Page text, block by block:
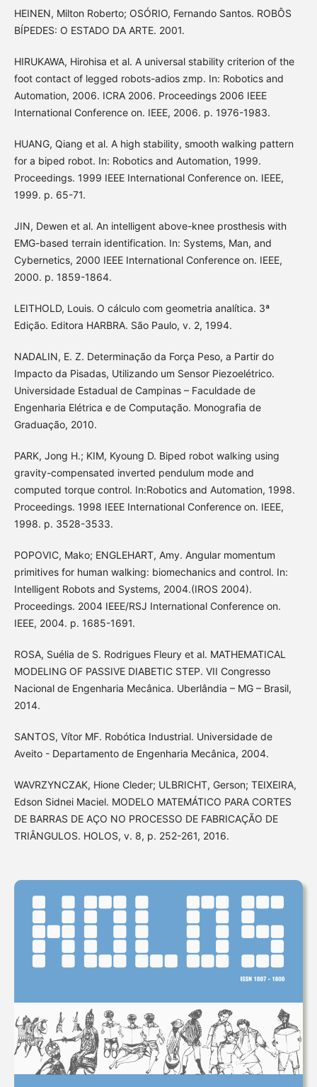
HEINEN, Milton Roberto; OSÓRIO, Fernando Santos. ROBÔS
BÍPEDES: O ESTADO DA ARTE. 2001.
HIRUKAWA, Hirohisa et al. A universal stability criterion of the
foot contact of legged robots-adios zmp. In: Robotics and
Automation, 2006. ICRA 2006. Proceedings 2006 IEEE
International Conference on. IEEE, 2006. p. 1976-1983.
HUANG, Qiang et al. A high stability, smooth walking pattern
for a biped robot. In: Robotics and Automation, 1999.
Proceedings. 1999 IEEE International Conference on. IEEE,
1999. p. 65-71.
JIN, Dewen et al. An intelligent above-knee prosthesis with
EMG-based terrain identification. In: Systems, Man, and
Cybernetics, 2000 IEEE International Conference on. IEEE,
2000. p. 1859-1864.
LEITHOLD, Louis. O cálculo com geometria analítica. 3ª
Edição. Editora HARBRA. São Paulo, v. 2, 1994.
NADALIN, E. Z. Determinação da Força Peso, a Partir do
Impacto da Pisadas, Utilizando um Sensor Piezoelétrico.
Universidade Estadual de Campinas – Faculdade de
Engenharia Elétrica e de Computação. Monografia de
Graduação, 2010.
PARK, Jong H.; KIM, Kyoung D. Biped robot walking using
gravity-compensated inverted pendulum mode and
computed torque control. In:Robotics and Automation, 1998.
Proceedings. 1998 IEEE International Conference on. IEEE,
1998. p. 3528-3533.
POPOVIC, Mako; ENGLEHART, Amy. Angular momentum
primitives for human walking: biomechanics and control. In:
Intelligent Robots and Systems, 2004.(IROS 2004).
Proceedings. 2004 IEEE/RSJ International Conference on.
IEEE, 2004. p. 1685-1691.
ROSA, Suélia de S. Rodrigues Fleury et al. MATHEMATICAL
MODELING OF PASSIVE DIABETIC STEP. VII Congresso
Nacional de Engenharia Mecânica. Uberlândia – MG – Brasil,
2014.
SANTOS, Vítor MF. Robótica Industrial. Universidade de
Aveito - Departamento de Engenharia Mecânica, 2004.
WAVRZYNCZAK, Hione Cleder; ULBRICHT, Gerson; TEIXEIRA,
Edson Sidnei Maciel. MODELO MATEMÁTICO PARA CORTES
DE BARRAS DE AÇO NO PROCESSO DE FABRICAÇÃO DE
TRIÂNGULOS. HOLOS, v. 8, p. 252-261, 2016.